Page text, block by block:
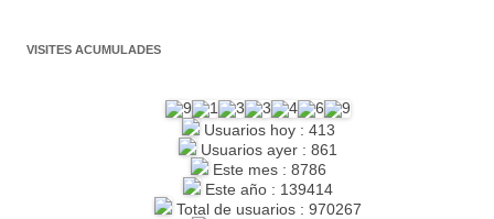
VISITES ACUMULADES
Usuarios hoy : 413
Usuarios ayer : 861
Este mes : 8786
Este año : 139414
Total de usuarios : 970267